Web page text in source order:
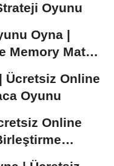
Oyunu
Oyna |
Memory Match
Ücretsiz Online
Oyunu
Online